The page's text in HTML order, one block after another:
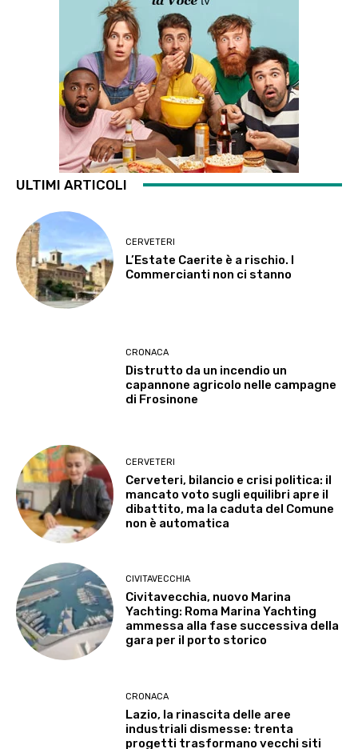
ULTIMI ARTICOLI
CERVETERI
L’Estate Caerite è a rischio. I
Commercianti non ci stanno
CRONACA
Distrutto da un incendio un
capannone agricolo nelle campagne
di Frosinone
CERVETERI
Cerveteri, bilancio e crisi politica: il
mancato voto sugli equilibri apre il
dibattito, ma la caduta del Comune
non è automatica
CIVITAVECCHIA
Civitavecchia, nuovo Marina
Yachting: Roma Marina Yachting
ammessa alla fase successiva della
gara per il porto storico
CRONACA
Lazio, la rinascita delle aree
industriali dismesse: trenta
progetti trasformano vecchi siti